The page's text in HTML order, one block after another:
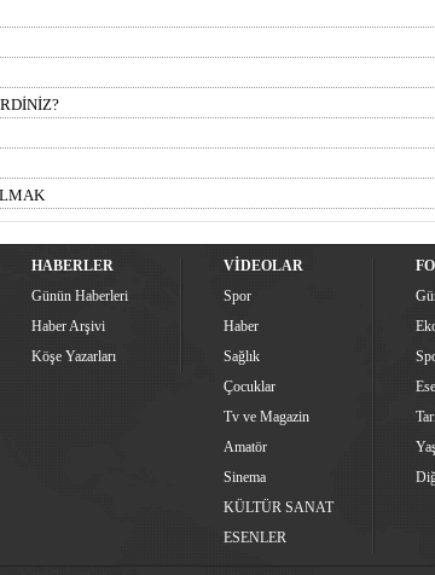
HABERLER
Günün Haberleri
Haber Arşivi
Köşe Yazarları
VİDEOLAR
Spor
Haber
Sağlık
Çocuklar
Tv ve Magazin
Amatör
Sinema
KÜLTÜR SANAT
ESENLER